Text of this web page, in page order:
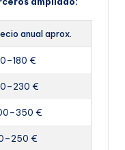
anual aprox.
€
€
€
€